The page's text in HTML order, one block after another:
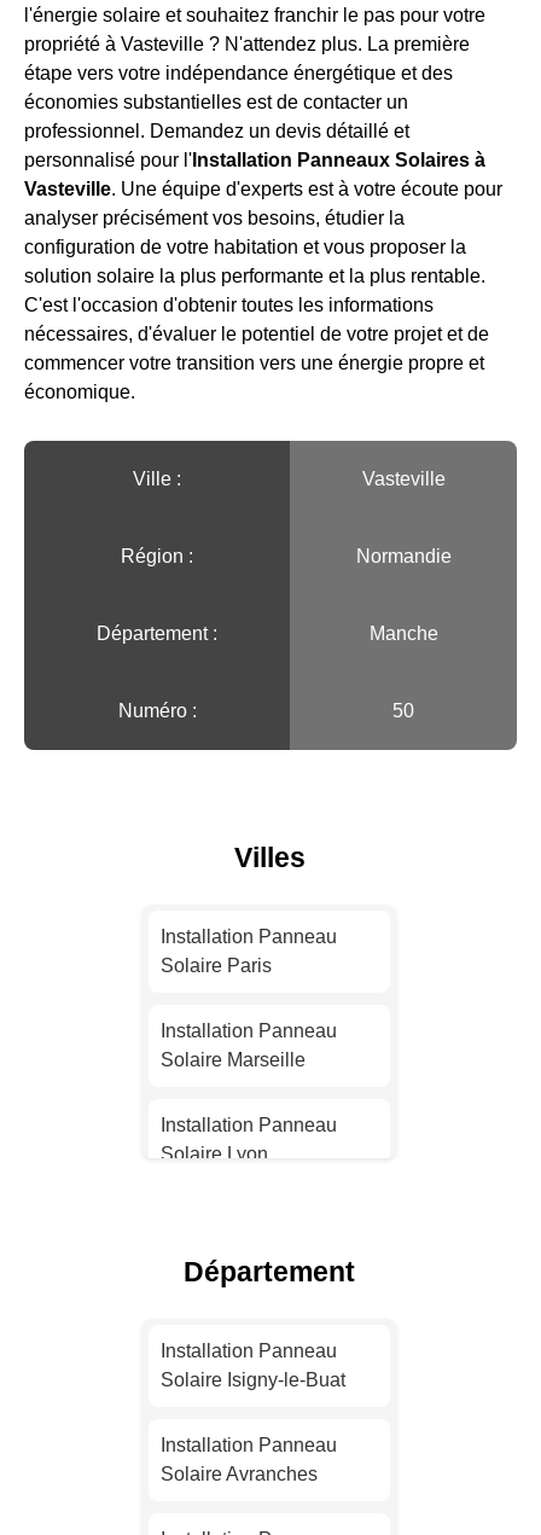
l'énergie solaire et souhaitez franchir le pas pour votre
propriété à Vasteville ? N'attendez plus. La première
étape vers votre indépendance énergétique et des
économies substantielles est de contacter un
professionnel. Demandez un devis détaillé et
personnalisé pour l' Installation Panneaux Solaires à
Vasteville. Une équipe d'experts est à votre écoute pour
analyser précisément vos besoins, étudier la
configuration de votre habitation et vous proposer la
solution solaire la plus performante et la plus rentable.
C'est l'occasion d'obtenir toutes les informations
nécessaires, d'évaluer le potentiel de votre projet et de
commencer votre transition vers une énergie propre et
économique.
Ville :️ Vasteville
Région :️ Normandie
Département : Manche
Numéro : 50
Villes
Installation Panneau
Solaire Paris
Installation Panneau
Solaire Marseille
Installation Panneau
Solaire Lyon
Solaire Nice
Solaire Nantes
Département
Installation Panneau
Solaire Isigny-le-Buat
Installation Panneau
Solaire Avranches